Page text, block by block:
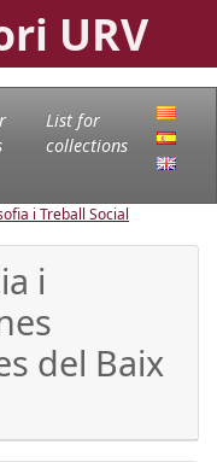
URV
List for
collections
i Treball Social
i
del Baix